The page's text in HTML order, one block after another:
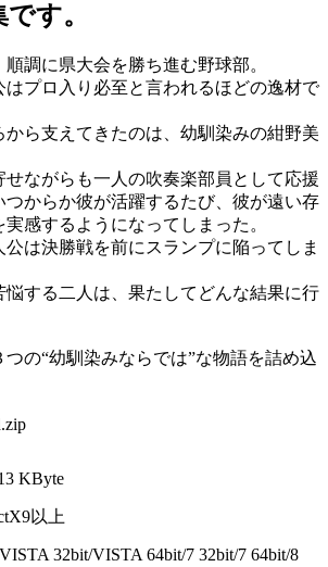
す。
調に県大会を勝ち進む野球部。
はプロ入り必至と言われるほどの逸材で
から支えてきたのは、幼馴染みの紺野美
せながらも一人の吹奏楽部員として応援
つからか彼が活躍するたび、彼が遠い存
感するようになってしまった。
は決勝戦を前にスランプに陥ってしま
悩する二人は、果たしてどんな結果に行
つの“幼馴染みならでは”な物語を詰め込
KByte
以上
32bit/VISTA 64bit/7 32bit/7 64bit/8